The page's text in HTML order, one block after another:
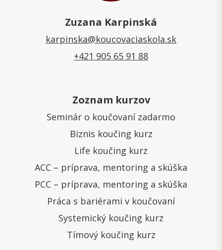
Zuzana Karpinská
karpinska@koucovaciaskola.sk
+421 905 65 91 88
Zoznam kurzov
Seminár o koučovaní zadarmo
Biznis koučing kurz
Life koučing kurz
ACC – príprava, mentoring a skúška
PCC – príprava, mentoring a skúška
Práca s bariérami v koučovaní
Systemický koučing kurz
Tímový koučing kurz